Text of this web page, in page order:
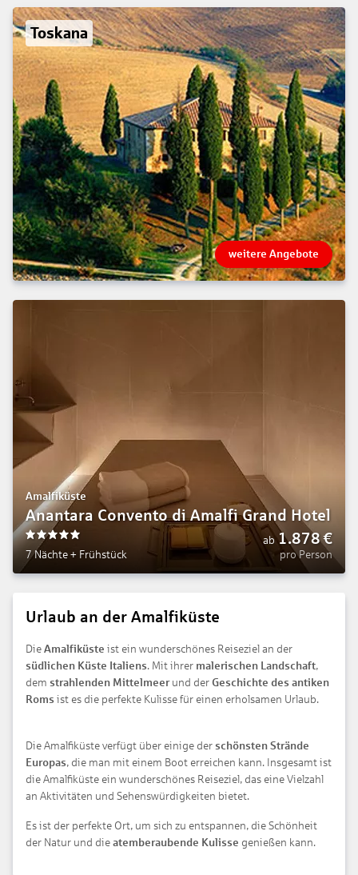
Toskana
weitere Angebote
Amalfiküste
Anantara Convento di Amalfi Grand Hotel
7 Nächte + Frühstück
ab 1.878€
pro Person
Urlaub an der Amalfiküste
Die Amalfiküste ist ein wunderschönes Reiseziel an der
südlichen Küste Italiens. Mit ihrer malerischen Landschaft,
dem strahlenden Mittelmeer und der Geschichte des antiken
Roms ist es die perfekte Kulisse für einen erholsamen Urlaub.
Die Amalfiküste verfügt über einige der schönsten Strände
Europas, die man mit einem Boot erreichen kann. Insgesamt ist
die Amalfiküste ein wunderschönes Reiseziel, das eine Vielzahl
an Aktivitäten und Sehenswürdigkeiten bietet.
Es ist der perfekte Ort, um sich zu entspannen, die Schönheit
der Natur und die atemberaubende Kulisse genießen kann.